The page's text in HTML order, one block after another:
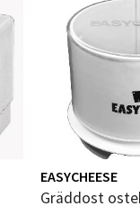
EASYCHEESE
Gräddost
10-20
- Thon
1, 8514 Narvik
dag 10-20